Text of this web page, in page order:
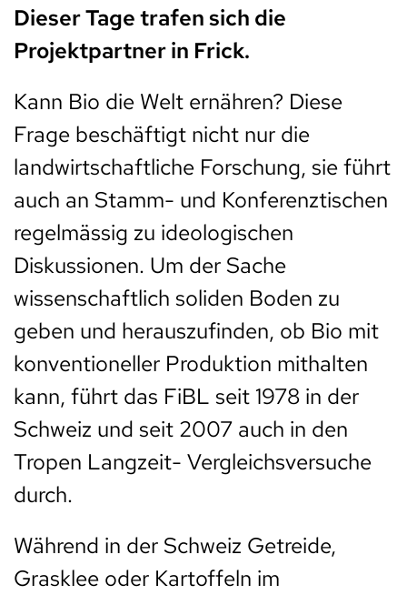
Dieser Tage trafen sich die
Projektpartner in Frick.
Kann Bio die Welt ernähren? Diese
Frage beschäftigt nicht nur die
landwirtschaftliche Forschung, sie führt
auch an Stamm- und Konferenztischen
regelmässig zu ideologischen
Diskussionen. Um der Sache
wissenschaftlich soliden Boden zu
geben und herauszufinden, ob Bio mit
konventioneller Produktion mithalten
kann, führt das FiBL seit 1978 in der
Schweiz und seit 2007 auch in den
Tropen Langzeit- Vergleichsversuche
durch.
Während in der Schweiz Getreide,
Grasklee oder Kartoffeln im